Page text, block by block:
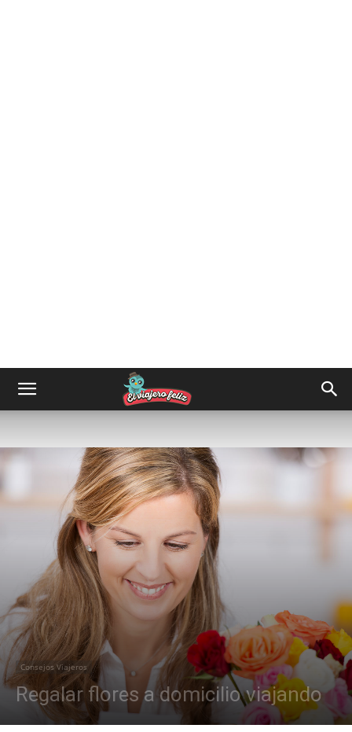
Consejos Viajeros
Regalar flores a domicilio viajando